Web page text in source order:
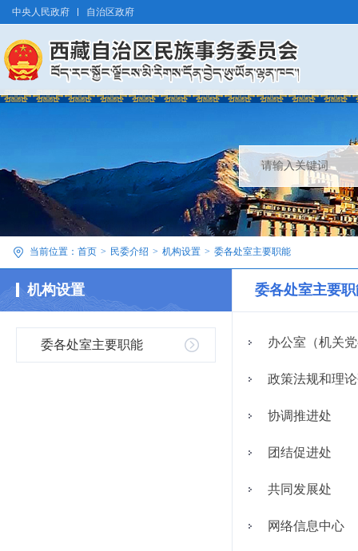
中央人民政府 自治区政府
当前位置： 首页 > 民委介绍 > 机构设置 > 委各处室主要职能
机构设置
委各处室主要职能
委各处室主要
办公室（机关
政策法规和理
协调推进处
团结促进处
共同发展处
网络信息中心